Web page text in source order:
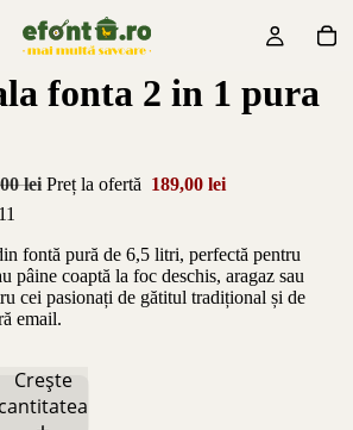
fonta 2 in 1 pura
lei Preț la ofertă 189,00 lei
fontă pură de 6,5 litri, perfectă pentru
pâine coaptă la foc deschis, aragaz sau
cei pasionați de gătitul tradițional și de
email.
Crește
cantitatea